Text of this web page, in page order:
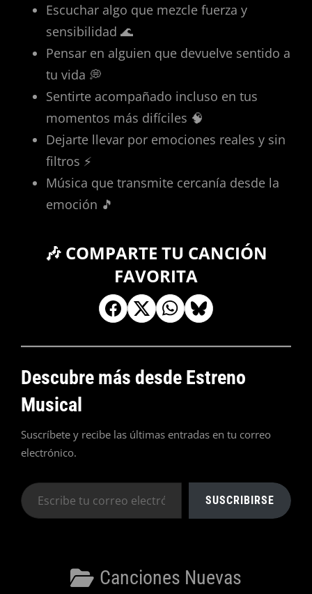
Escuchar algo que mezcle fuerza y
sensibilidad 🌊
Pensar en alguien que devuelve sentido a
tu vida 💭
Sentirte acompañado incluso en tus
momentos más difíciles 🧠
Dejarte llevar por emociones reales y sin
filtros ⚡
Música que transmite cercanía desde la
emoción 🎵
🎶 COMPARTE TU CANCIÓN
FAVORITA
Descubre más desde Estreno
Musical
Suscríbete y recibe las últimas entradas en tu correo
electrónico.
Escribe
tu
SUSCRIBIRSE
Categorías
Canciones Nuevas